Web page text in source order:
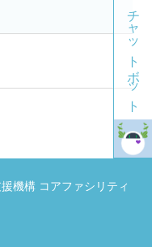
チャットボット
機構 コアファシリティ